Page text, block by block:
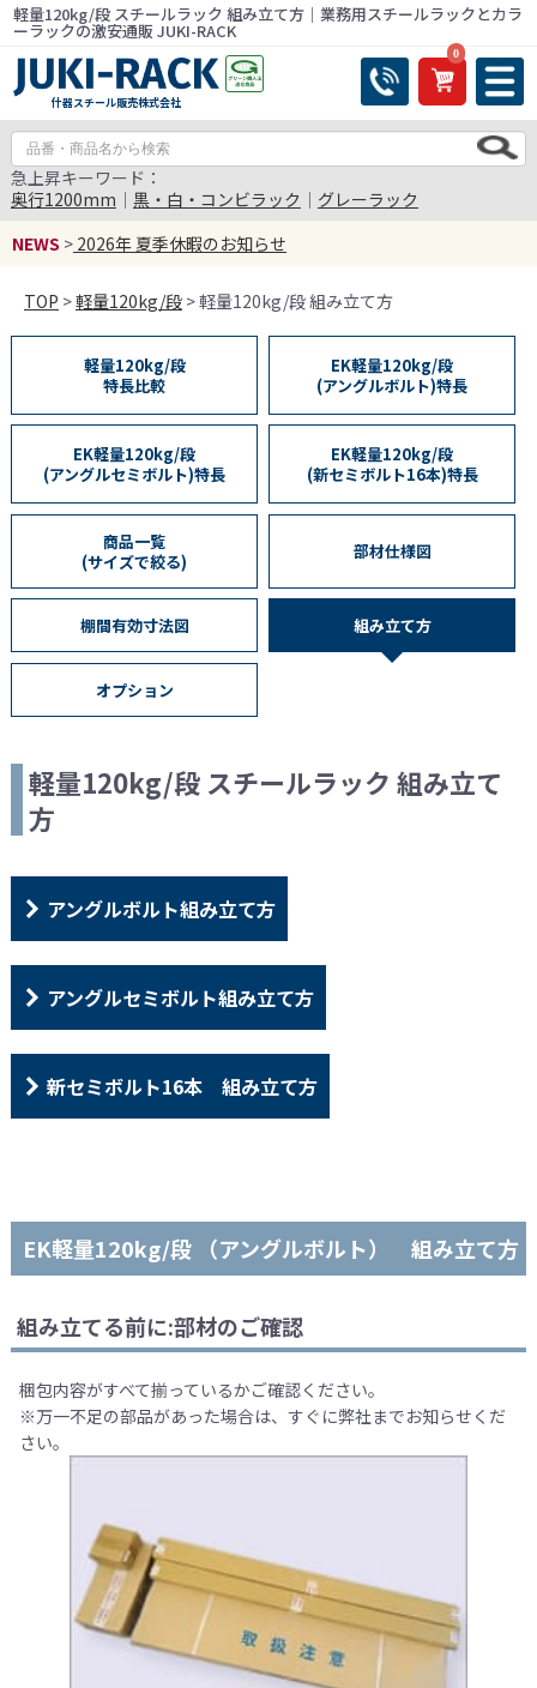
軽量120kg/段 スチールラック 組み立て方｜業務用スチールラックとカラ
ーラックの激安通販 JUKI-RACK
什器スチール販売株式会社
0
急上昇キーワード：
奥行1200mm ｜ 黒・白・コンビラック ｜ グレーラック
NEWS > 2026年 夏季休暇のお知らせ
TOP >軽量120kg/段 > 軽量120kg/段 組み立て方
軽量120kg/段
特長比較
EK軽量120kg/段
(アングルボルト)特長
EK軽量120kg/段
(アングルセミボルト)特長
EK軽量120kg/段
(新セミボルト16本)特長
商品一覧
(サイズで絞る)
部材仕様図
棚間有効寸法図 組み立て方
オプション
軽量120kg/段 スチールラック 組み立て
方
アングルボルト組み立て方
アングルセミボルト組み立て方
新セミボルト16本 組み立て方
EK軽量120kg/段 （アングルボルト） 組み立て方
組み立てる前に:部材のご確認
梱包内容がすべて揃っているかご確認ください。
※万一不足の部品があった場合は、すぐに弊社までお知らせくだ
さい。